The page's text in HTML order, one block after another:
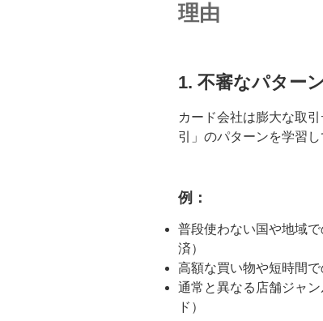
理由
1. 不審なパター
カード会社は膨大な取
引」のパターンを学習し
例：
普段使わない国や地域
済）
高額な買い物や短時間で
通常と異なる店舗ジャ
ド）